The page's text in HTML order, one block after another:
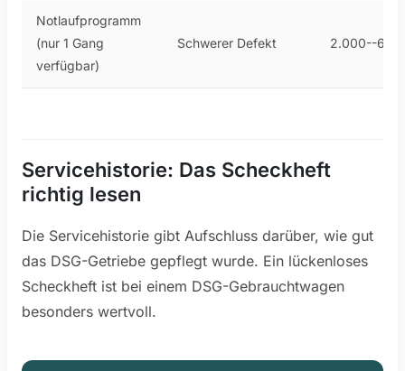
Notlaufprogramm
(nur 1 Gang
verfügbar)
Schwerer Defekt 2.000--
Servicehistorie: Das Scheckheft
richtig lesen
Die Servicehistorie gibt Aufschluss darüber, wie gut
das DSG-Getriebe gepflegt wurde. Ein lückenloses
Scheckheft ist bei einem DSG-Gebrauchtwagen
besonders wertvoll.